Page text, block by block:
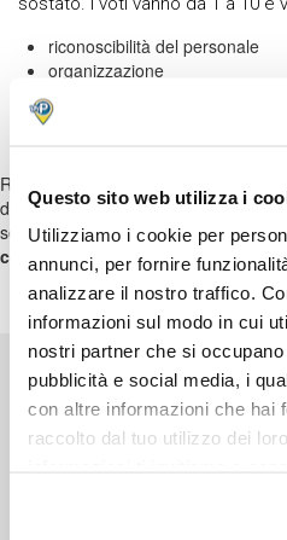
Questo sito web utilizza i
Utilizziamo i cookie per
annunci, per fornire
analizzare il nostro traffico.
informazioni sul modo in cui
nostri partner che si
pubblicità e social media, i
con altre informazioni che hai
raccolto dal tuo utilizzo dei
riconoscibilità del personale
organizzazione
puntualità
qualità/prezzo
Rispetto ad un parcheggio dentro
disponibili su MyParking si trovano a
servizio navetta o car valet per
comodamente, risparmiando.
Aeroporto di